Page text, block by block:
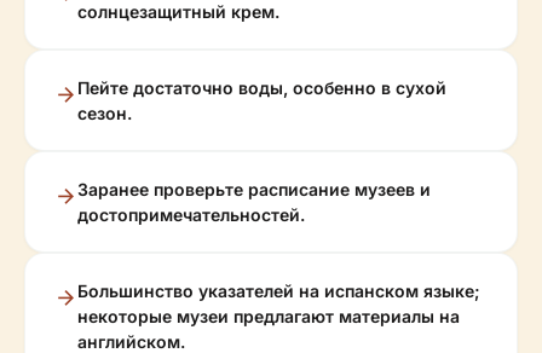
солнцезащитный крем.
Пейте достаточно воды, особенно в сухой
сезон.
Заранее проверьте расписание музеев и
достопримечательностей.
Большинство указателей на испанском языке;
некоторые музеи предлагают материалы на
английском.